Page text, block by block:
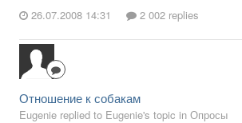
26.07.2008 14:31
2 002 replies
Отношение к собакам
Eugenie replied to Eugenie's topic in Опросы